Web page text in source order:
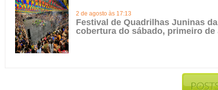
2 de agosto às 17:13
Festival de Quadrilhas Juninas
cobertura do sábado, primeiro de